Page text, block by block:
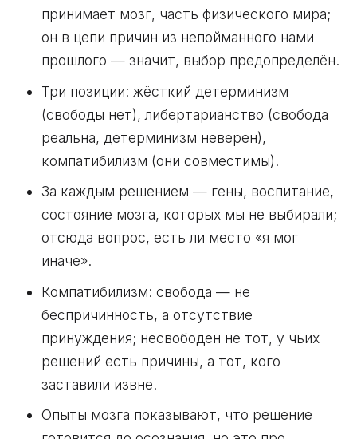
принимает мозг, часть физического мира;
он в цепи причин из непойманного нами
прошлого — значит, выбор предопределён.
Три позиции: жёсткий детерминизм
(свободы нет), либертарианство (свобода
реальна, детерминизм неверен),
компатибилизм (они совместимы).
За каждым решением — гены, воспитание,
состояние мозга, которых мы не выбирали;
отсюда вопрос, есть ли место «я мог
иначе».
Компатибилизм: свобода — не
беспричинность, а отсутствие
принуждения; несвободен не тот, у чьих
решений есть причины, а тот, кого
заставили извне.
Опыты мозга показывают, что решение